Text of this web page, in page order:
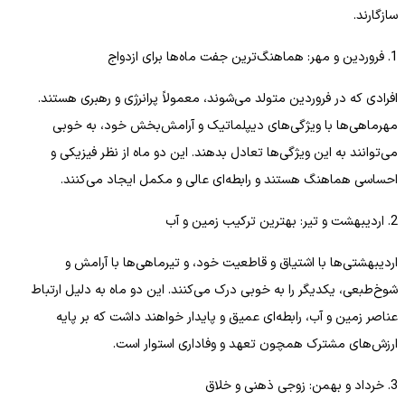
سازگارند.
1. فروردین و مهر: هماهنگ‌ترین جفت ماه‌ها برای ازدواج
افرادی که در فروردین متولد می‌شوند، معمولاً پرانرژی و رهبری هستند.
مهرماهی‌ها با ویژگی‌های دیپلماتیک و آرامش‌بخش خود، به خوبی
می‌توانند به این ویژگی‌ها تعادل بدهند. این دو ماه از نظر فیزیکی و
احساسی هماهنگ هستند و رابطه‌ای عالی و مکمل ایجاد می‌کنند.
2. اردیبهشت و تیر: بهترین ترکیب زمین و آب
اردیبهشتی‌ها با اشتیاق و قاطعیت خود، و تیرماهی‌ها با آرامش و
شوخ‌طبعی، یکدیگر را به خوبی درک می‌کنند. این دو ماه به دلیل ارتباط
عناصر زمین و آب، رابطه‌ای عمیق و پایدار خواهند داشت که بر پایه
ارزش‌های مشترک همچون تعهد و وفاداری استوار است.
3. خرداد و بهمن: زوجی ذهنی و خلاق